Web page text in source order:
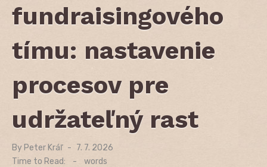
fundraisingového
tímu: nastavenie
procesov pre
udržateľný rast
By Peter Kráľ
Posted
on
7. 7. 2026
Time to Read:
- words